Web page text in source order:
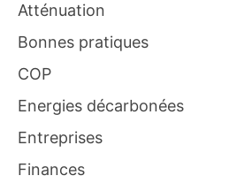
Atténuation
Bonnes pratiques
COP
Energies décarbonées
Entreprises
Finances